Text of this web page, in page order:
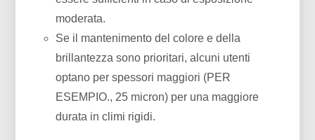
moderata.
Se il mantenimento del colore e della
brillantezza sono prioritari, alcuni utenti
optano per spessori maggiori (PER
ESEMPIO., 25 micron) per una maggiore
durata in climi rigidi.